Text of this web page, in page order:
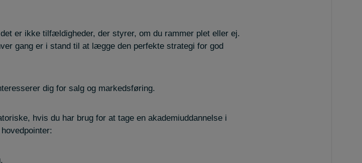
er ikke tilfældigheder, der styrer, om du rammer plet eller ej.
gang er i stand til at lægge den perfekte strategi for god
dig for salg og markedsføring.
hvis du har brug for at tage en akademiuddannelse i